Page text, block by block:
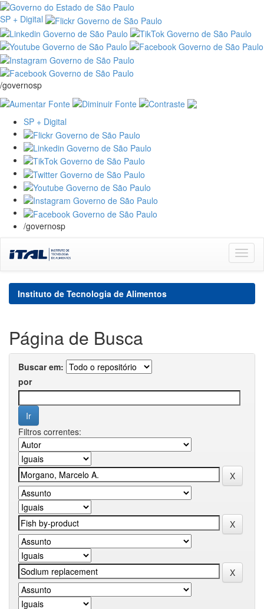
SP + Digital
/governosp
SP + Digital
/governosp
navigation
Instituto de Tecnologia de Alimentos
Página de Busca
Buscar em:
por
Filtros correntes: